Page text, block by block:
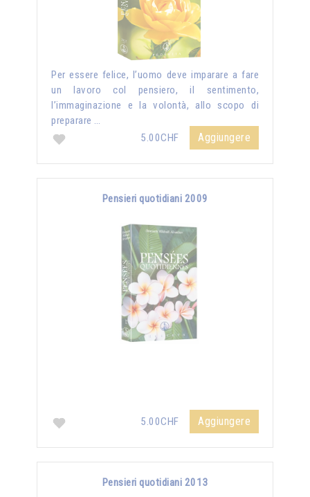
Per essere felice, l’uomo deve imparare a fare
un lavoro col pensiero, il sentimento,
l’immaginazione e la volontà, allo scopo di
preparare …
5.00CHF
Aggiungere
Pensieri quotidiani 2009
5.00CHF Aggiungere
Pensieri quotidiani 2013